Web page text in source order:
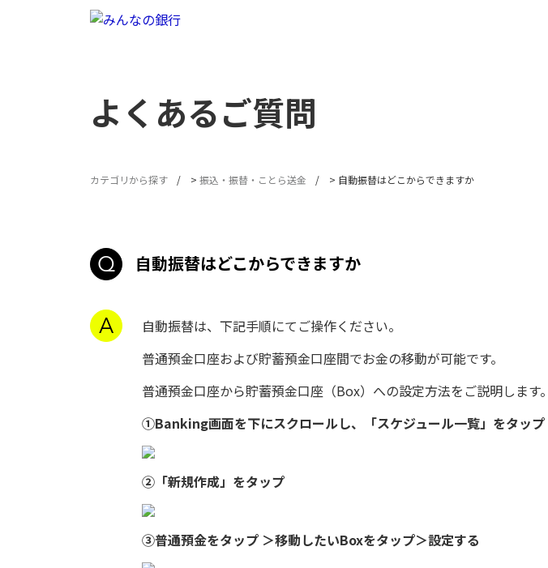
よくあるご質問
カテゴリから探す > 振込・振替・ことら送金 > 自動振替はどこからできますか
自動振替はどこからできますか
自動振替は、下記手順にてご操作ください。
普通預金口座および貯蓄預金口座間でお金の移動が可能です。
普通預金口座から貯蓄預金口座（Box）への設定方法をご説明します。
①Banking画面を下にスクロールし、「スケジュール一覧」をタップ
②「新規作成」をタップ
③普通預金をタップ ＞移動したいBoxをタップ＞設定する